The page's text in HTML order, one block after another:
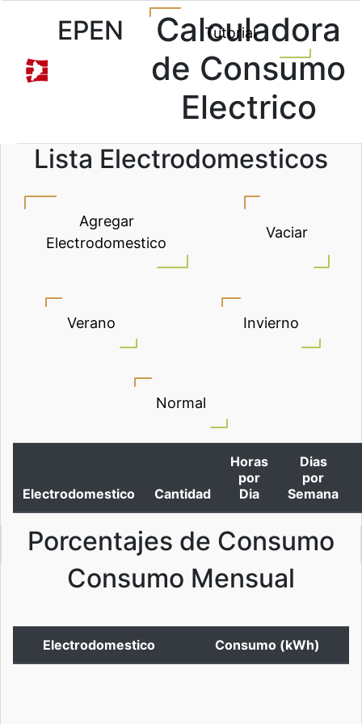
EPEN
Calculadora
de Consumo
Electrico
Lista Electrodomesticos
Agregar
Electrodomestico
Vaciar
Verano Invierno
Normal
Electrodomestico Cantidad
Horas
por
Dia
Dias
por
Semana
Porcentajes de Consumo
Consumo Mensual
Electrodomestico Consumo (kWh)
Tutorial